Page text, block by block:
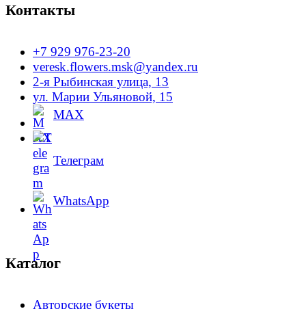
Контакты
+7 929 976-23-20
veresk.flowers.msk@yandex.ru
2-я Рыбинская улица, 13
ул. Марии Ульяновой, 15
MAX
Телеграм
WhatsApp
Каталог
Авторские букеты